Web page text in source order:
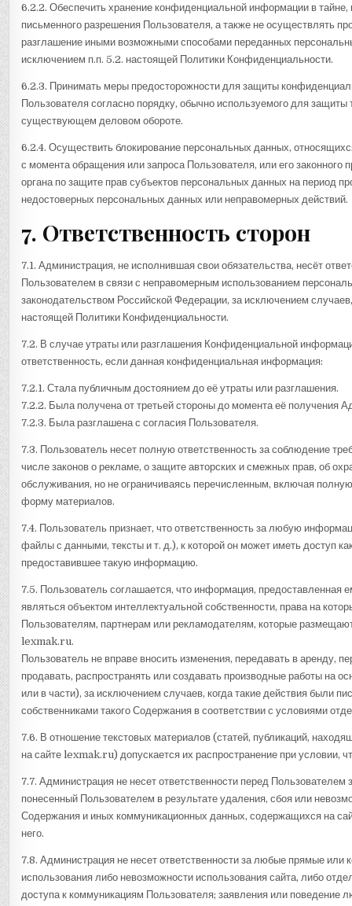
6.2.2. Обеспечить хранение конфиденциальной информации в тайне,
письменного разрешения Пользователя, а также не осуществлять
разглашение иными возможными способами переданных
исключением п.п. 5.2. настоящей Политики Конфиденциальности.
6.2.3. Принимать меры предосторожности для защиты
Пользователя согласно порядку, обычно используемого для
существующем деловом обороте.
6.2.4. Осуществить блокирование персональных данных,
с момента обращения или запроса Пользователя, или его законного
органа по защите прав субъектов персональных данных на период
недостоверных персональных данных или неправомерных действий.
7. Ответственность сторон
7.1. Администрация, не исполнившая свои обязательства, несёт
Пользователем в связи с неправомерным использованием
законодательством Российской Федерации, за исключением
настоящей Политики Конфиденциальности.
7.2. В случае утраты или разглашения Конфиденциальной
ответственность, если данная конфиденциальная информация:
7.2.1. Стала публичным достоянием до её утраты или разглашения.
7.2.2. Была получена от третьей стороны до момента её получения
7.2.3. Была разглашена с согласия Пользователя.
7.3. Пользователь несет полную ответственность за соблюдение
числе законов о рекламе, о защите авторских и смежных прав, об
обслуживания, но не ограничиваясь перечисленным, включая
форму материалов.
7.4. Пользователь признает, что ответственность за любую
файлы с данными, тексты и т. д.), к которой он может иметь доступ
предоставившее такую информацию.
7.5. Пользователь соглашается, что информация, предоставленная
являться объектом интеллектуальной собственности, права на
Пользователям, партнерам или рекламодателям, которые
lexmak.ru.
Пользователь не вправе вносить изменения, передавать в аренду,
продавать, распространять или создавать производные работы на
или в части), за исключением случаев, когда такие действия были
собственниками такого Содержания в соответствии с условиями
7.6. В отношение текстовых материалов (статей, публикаций,
на сайте lexmak.ru) допускается их распространение при условии,
7.7. Администрация не несет ответственности перед
понесенный Пользователем в результате удаления, сбоя или
Содержания и иных коммуникационных данных, содержащихся на
него.
7.8. Администрация не несет ответственности за любые прямые или
использования либо невозможности использования сайта, либо
доступа к коммуникациям Пользователя; заявления или поведение